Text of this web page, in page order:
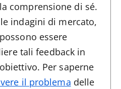
comprensione di sé.
indagini di mercato,
essere
tali feedback in
Per saperne
il problema delle